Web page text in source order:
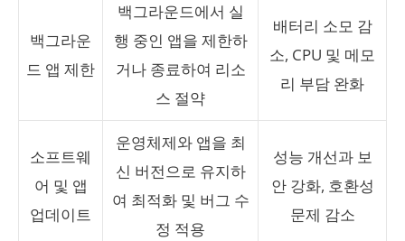
백그라운
드 앱 제한
백그라운드에서 실
행 중인 앱을 제한하
거나 종료하여 리소
스 절약
배터리 소모 감
소, CPU 및 메모
리 부담 완화
소프트웨
어 및 앱
업데이트
운영체제와 앱을 최
신 버전으로 유지하
여 최적화 및 버그 수
정 적용
성능 개선과 보
안 강화, 호환성
문제 감소